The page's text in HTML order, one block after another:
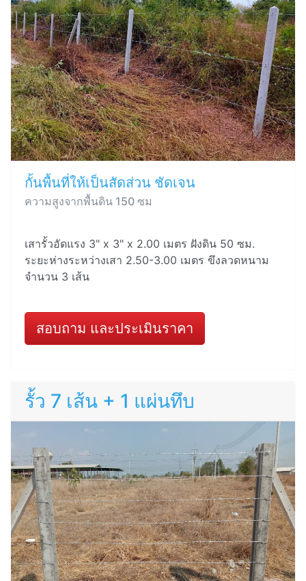
กั้นพื้นที่ให้เป็นสัดส่วน ชัดเจน
ความสูงจากพื้นดิน 150 ซม
เสารั้วอัดแรง 3" x 3" x 2.00 เมตร ฝังดิน 50 ซม.
ระยะห่างระหว่างเสา 2.50-3.00 เมตร ขึงลวดหนาม
จำนวน 3 เส้น
สอบถาม และประเมินราคา
รั้ว 7 เส้น + 1 แผ่นทึบ